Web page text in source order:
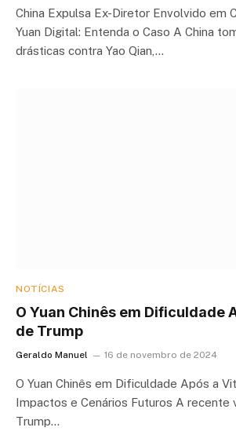
China Expulsa Ex-Diretor Envolvido em
Yuan Digital: Entenda o Caso A China
drásticas contra Yao Qian,…
NOTÍCIAS
O Yuan Chinês em Dificuldade
de Trump
Geraldo Manuel 16 de novembro de 2024
O Yuan Chinês em Dificuldade Após a
Impactos e Cenários Futuros A recente
Trump…